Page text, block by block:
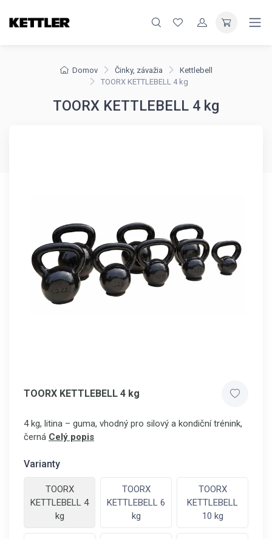
Domov Činky, závažia
Kettlebell
TOORX KETTLEBELL 4 kg
TOORX KETTLEBELL 4 kg
TOORX KETTLEBELL 4 kg
4 kg, litina – guma, vhodný pro silový a kondiční trénink,
černá Celý popis
Varianty
TOORX
KETTLEBELL 4
kg
TOORX
KETTLEBELL 6
kg
TOORX
KETTLEBELL
10 kg